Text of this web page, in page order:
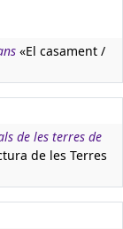
«El casament /
de les terres de
de les Terres